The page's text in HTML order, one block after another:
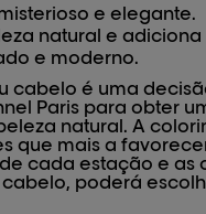
e elegante.
natural e
e moderno.
cabelo é uma
Paris para obter
natural. A
que mais a
cada estação e as
poderá